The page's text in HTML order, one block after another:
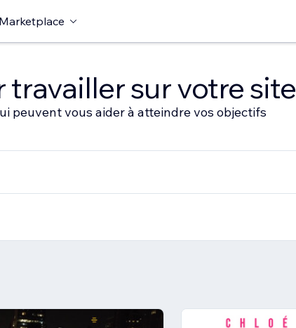
sur votre site
peuvent vous aider à atteindre vos objectifs